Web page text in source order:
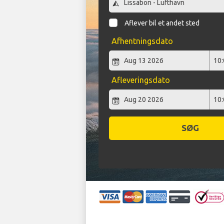
Aflever bil et andet sted
Afhentningsdato
Afleveringsdato
SØG